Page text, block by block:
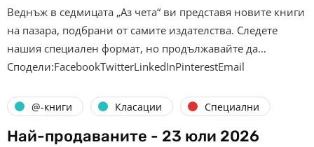
Веднъж в седмицата „Аз чета“ ви представя новите книги
на пазара, подбрани от самите издателства. Следете
нашия специален формат, но продължавайте да…
Сподели:FacebookTwitterLinkedInPinterestEmail
@-книги Класации Специални
Най-продаваните - 23 юли 2026